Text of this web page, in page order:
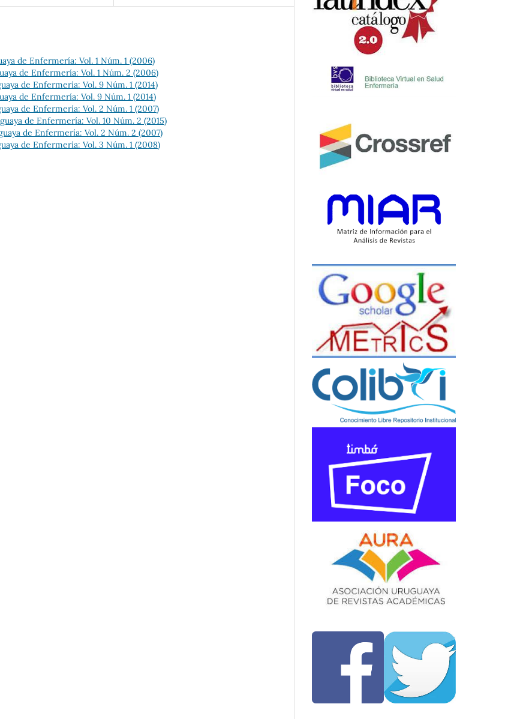
de Enfermería: Vol. 1 Núm. 1 (2006)
de Enfermería: Vol. 1 Núm. 2 (2006)
de Enfermería: Vol. 9 Núm. 1 (2014)
de Enfermería: Vol. 9 Núm. 1 (2014)
de Enfermería: Vol. 2 Núm. 1 (2007)
de Enfermería: Vol. 10 Núm. 2 (2015)
de Enfermería: Vol. 2 Núm. 2 (2007)
de Enfermería: Vol. 3 Núm. 1 (2008)